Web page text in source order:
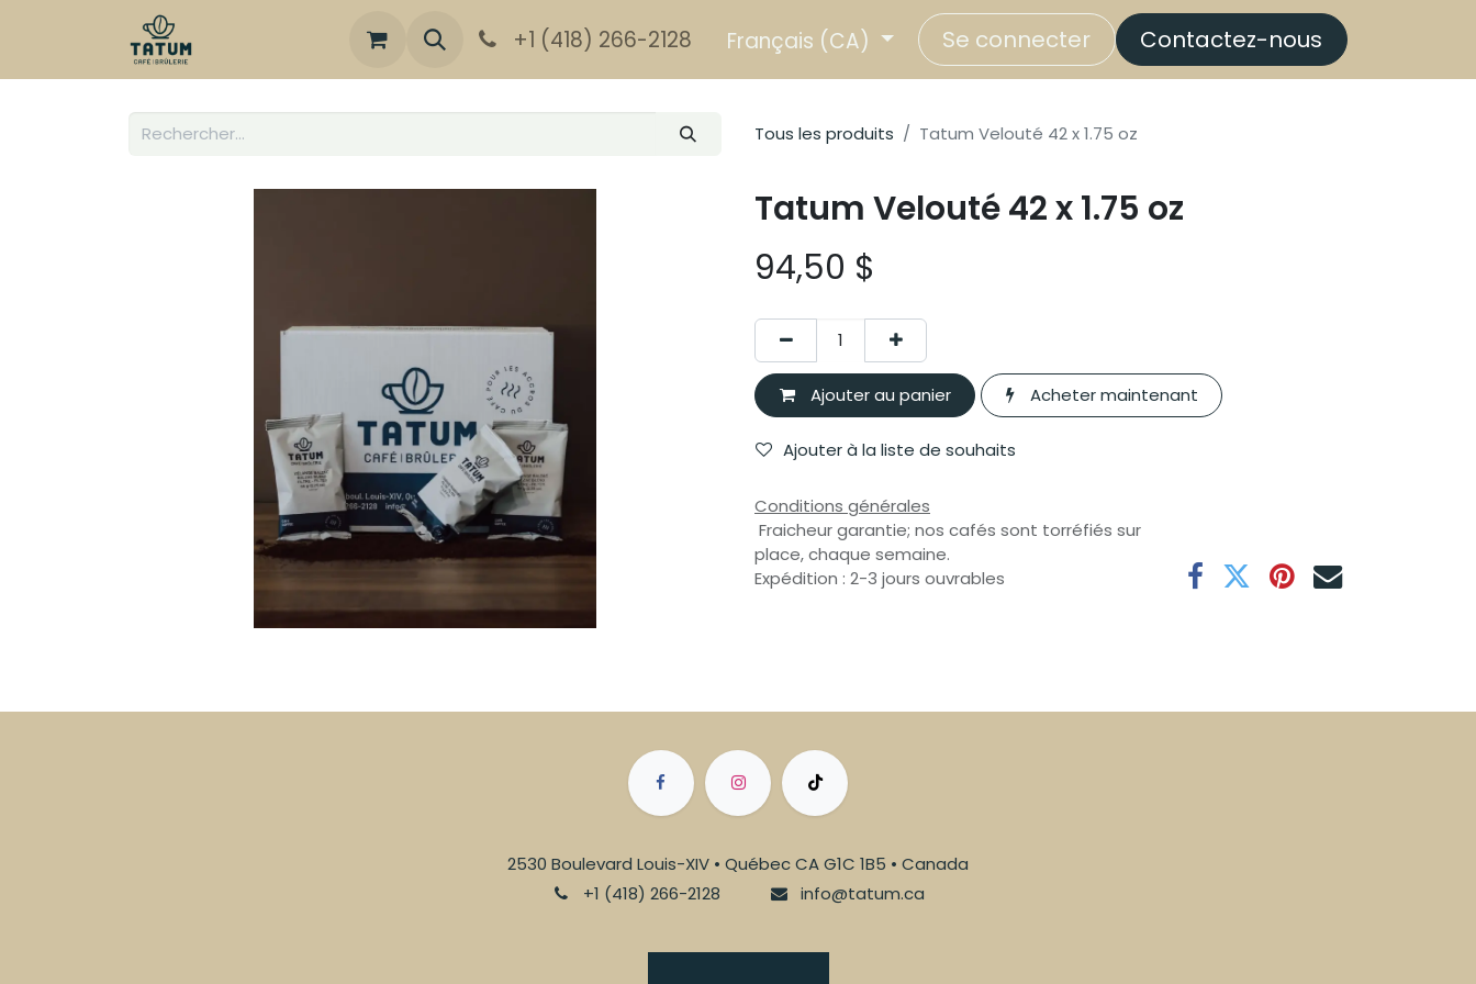
+1 (418) 266-2128 Français (CA) Se connecter Contactez-nous
Tous les produits Tatum Velouté 42 x 1.75 oz
Tatum Velouté 42 x 1.75 oz
94,50 $
Ajouter au panier Acheter maintenant
Ajouter à la liste de souhaits
Conditions générales
Fraicheur garantie; nos cafés sont torréfiés sur
place, chaque semaine.
Expédition : 2-3 jours ouvrables
2530 Boulevard Louis-XIV • Québec CA G1C 1B5 • Canada
+1 (418) 266-2128
info@tatum.ca